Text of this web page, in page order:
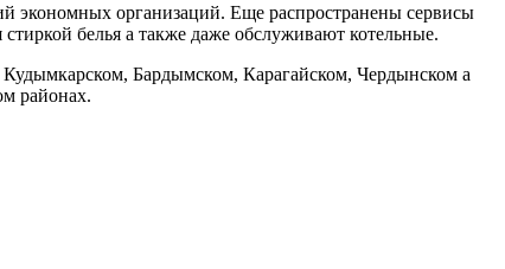
экономных организаций. Еще распространены сервисы
белья а также даже обслуживают котельные.
Кудымкарском, Бардымском, Карагайском, Чердынском а
районах.